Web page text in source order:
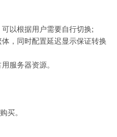
以根据用户需要自行切换;
，同时配置延迟显示保证转换
服务器资源。
买。